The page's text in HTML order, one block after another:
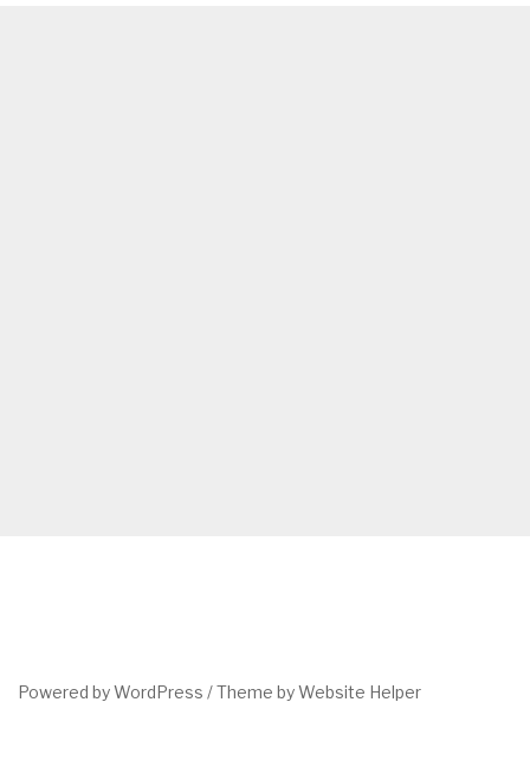
Powered by WordPress /Theme by Website Helper